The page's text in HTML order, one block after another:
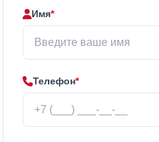
Имя*
Телефон*